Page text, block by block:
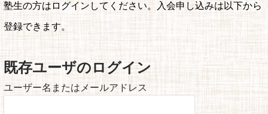
塾生の方はログインしてください。入会申し込みは以下から
登録できます。
既存ユーザのログイン
ユーザー名またはメールアドレス